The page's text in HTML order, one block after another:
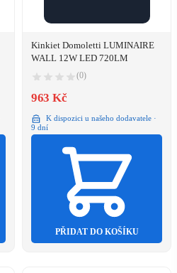
Kinkiet Domoletti LUMINAIRE
WALL 12W LED 720LM
(0)
963 Kč
K dispozici u našeho dodavatele ·
9 dní
PŘIDAT DO KOŠÍKU